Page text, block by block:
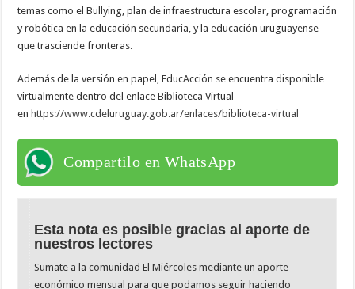
temas como el Bullying, plan de infraestructura escolar, programación
y robótica en la educación secundaria, y la educación uruguayense
que trasciende fronteras.
Además de la versión en papel, EducAcción se encuentra disponible
virtualmente dentro del enlace Biblioteca Virtual
enhttps://www.cdeluruguay.gob.ar/enlaces/biblioteca-virtual
Compartilo en WhatsApp
Esta nota es posible gracias al aporte de
nuestros lectores
Sumate a la comunidad El Miércoles mediante un aporte
económico mensual para que podamos seguir haciendo